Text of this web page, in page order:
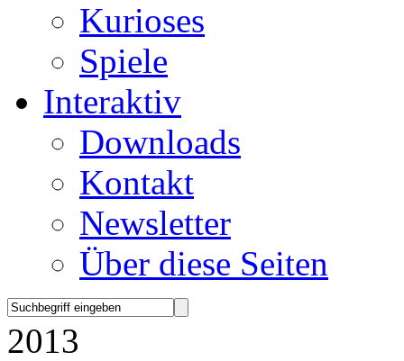
Kurioses
Spiele
Interaktiv
Downloads
Kontakt
Newsletter
Über diese Seiten
2013